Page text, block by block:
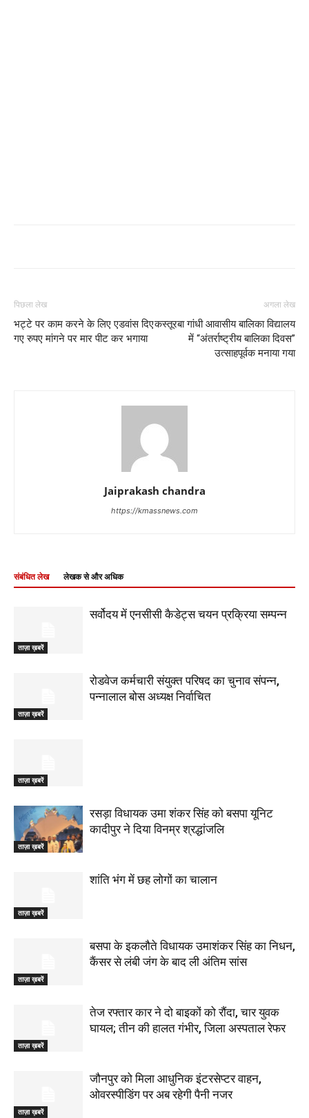
पिछला लेख
भट्टे पर काम करने के लिए एडवांस दिए
गए रुपए मांगने पर मार पीट कर भगाया
अगला लेख
कस्तूरबा गांधी आवासीय बालिका विद्यालय
में “अंतर्राष्ट्रीय बालिका दिवस”
उत्साहपूर्वक मनाया गया
Jaiprakash chandra
https://kmassnews.com
संबंधित लेख लेखक से और अधिक
ताज़ा ख़बरें
सर्वोदय में एनसीसी कैडेट्स चयन प्रक्रिया सम्पन्न
ताज़ा ख़बरें
रोडवेज कर्मचारी संयुक्त परिषद का चुनाव संपन्न,
पन्नालाल बोस अध्यक्ष निर्वाचित
ताज़ा ख़बरें
ताज़ा ख़बरें
रसड़ा विधायक उमा शंकर सिंह को बसपा यूनिट
कादीपुर ने दिया विनम्र श्रद्धांजलि
ताज़ा ख़बरें
शांति भंग में छह लोगों का चालान
ताज़ा ख़बरें
बसपा के इकलौते विधायक उमाशंकर सिंह का निधन,
कैंसर से लंबी जंग के बाद ली अंतिम सांस
ताज़ा ख़बरें
तेज रफ्तार कार ने दो बाइकों को रौंदा, चार युवक
घायल; तीन की हालत गंभीर, जिला अस्पताल रेफर
ताज़ा ख़बरें
जौनपुर को मिला आधुनिक इंटरसेप्टर वाहन,
ओवरस्पीडिंग पर अब रहेगी पैनी नजर